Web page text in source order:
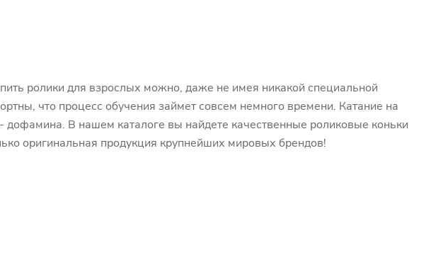
ролики для взрослых можно, даже не имея никакой специальной
что процесс обучения займет совсем немного времени. Катание на
дофамина. В нашем каталоге вы найдете качественные роликовые коньки
оригинальная продукция крупнейших мировых брендов!